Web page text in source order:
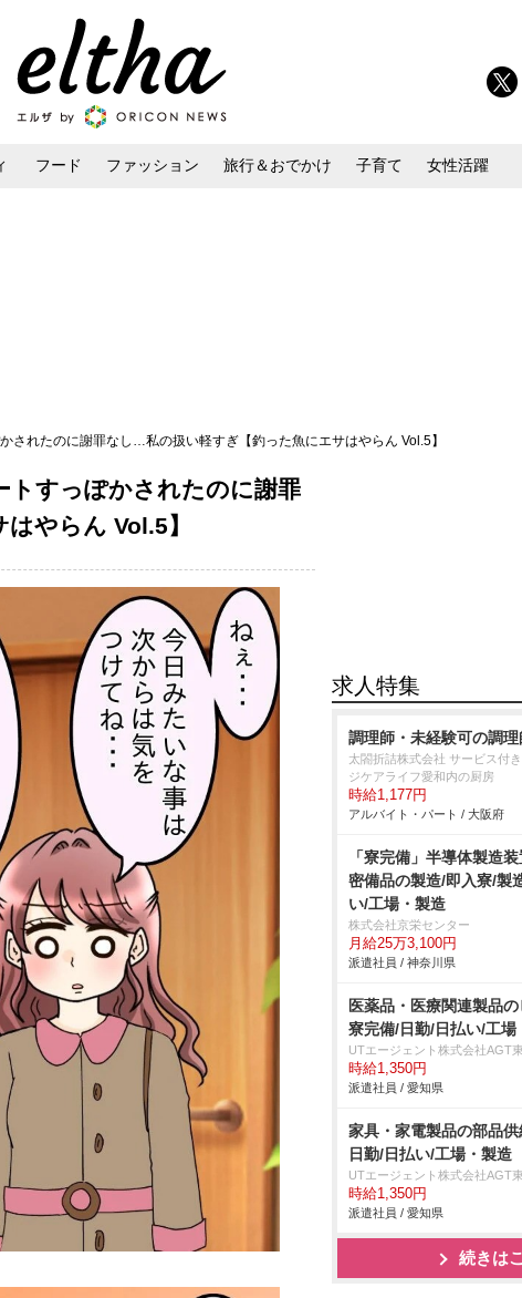
フード ファッション 旅行＆おでかけ 子育て 女性活躍
されたのに謝罪なし…私の扱い軽すぎ【釣った魚にエサはやらん Vol.5】
トすっぽかされたのに謝罪
やらん Vol.5】
求人特集
調理師・未経験可の調
太閤折詰株式会社 サービス付
ジケアライフ愛和内の厨房
時給1,177円
アルバイト・パート / 大阪府
「寮完備」半導体製造
密備品の製造/即入寮/製
い/工場・製造
株式会社京栄センター
月給25万3,100円
派遣社員 / 神奈川県
医薬品・医療関連製品
寮完備/日勤/日払い/工場
UTエージェント株式会社AGT
時給1,350円
派遣社員 / 愛知県
家具・家電製品の部品
日勤/日払い/工場・製造
UTエージェント株式会社AGT
時給1,350円
派遣社員 / 愛知県
続きは